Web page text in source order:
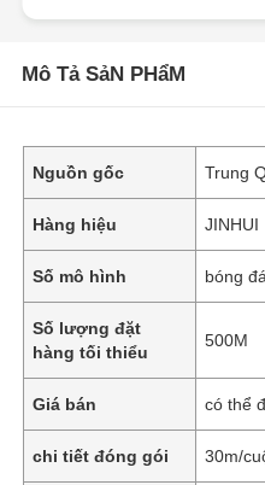
Mô Tả SảN PHẩM
Nguồn gốc Trung
Hàng hiệu JINHUI
Số mô hình bóng đá
Số lượng đặt
hàng tối thiểu
500M
Giá bán có thể
chi tiết đóng gói 30m/